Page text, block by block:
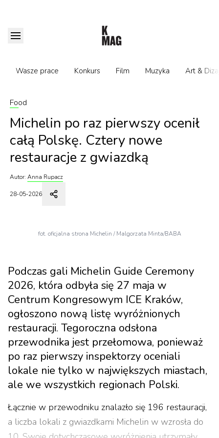
Wasze prace Konkurs Film Muzyka Art &
Food
Michelin po raz pierwszy ocenił
całą Polskę. Cztery nowe
restauracje z gwiazdką
Autor: Anna Rupacz
28-05-2026
fot. oficjalna strona Michelin / Malgorzata Minta/BABA
Podczas gali Michelin Guide Ceremony
2026, która odbyła się 27 maja w
Centrum Kongresowym ICE Kraków,
ogłoszono nową listę wyróżnionych
restauracji. Tegoroczna odsłona
przewodnika jest przełomowa, ponieważ
po raz pierwszy inspektorzy oceniali
lokale nie tylko w największych miastach,
ale we wszystkich regionach Polski.
Łącznie w przewodniku znalazło się 196 restauracji,
a liczba lokali z gwiazdkami Michelin w wzrosła do